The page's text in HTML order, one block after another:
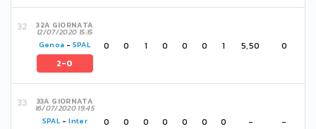
32A GIORNATA
12/07/2020 15:15
Genoa - SPAL
2-0
0 0 1 0 0 0 1 5,50 0
33A GIORNATA
16/07/2020 19:45
SPAL -Inter 0 0 0 0 0 0 0 - -